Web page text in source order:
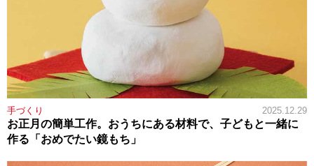
手づくり 2025.12.29
お正月の簡単工作。おうちにある材料で、子どもと一緒に
作る「おめでたい鏡もち」